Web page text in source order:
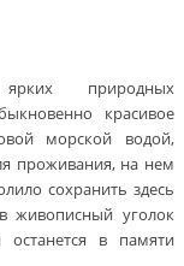
природных
красивое
морской водой,
проживания, на нем
сохранить здесь
живописный уголок
в памяти